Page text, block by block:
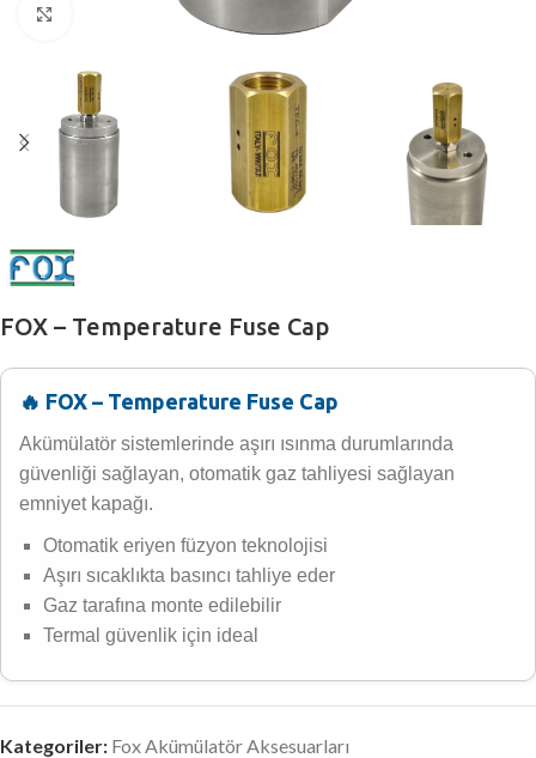
Büyütmek için tıklayın
FOX – Temperature Fuse Cap
🔥 FOX – Temperature Fuse Cap
Akümülatör sistemlerinde aşırı ısınma durumlarında
güvenliği sağlayan, otomatik gaz tahliyesi sağlayan
emniyet kapağı.
Otomatik eriyen füzyon teknolojisi
Aşırı sıcaklıkta basıncı tahliye eder
Gaz tarafına monte edilebilir
Termal güvenlik için ideal
Kategoriler: Fox Akümülatör Aksesuarları